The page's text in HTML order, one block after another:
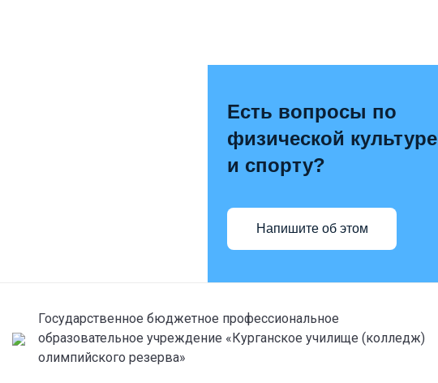
Есть вопросы по
физической культуре
и спорту?
Напишите об этом
Государственное бюджетное профессиональное
образовательное учреждение «Курганское училище (колледж)
олимпийского резерва»